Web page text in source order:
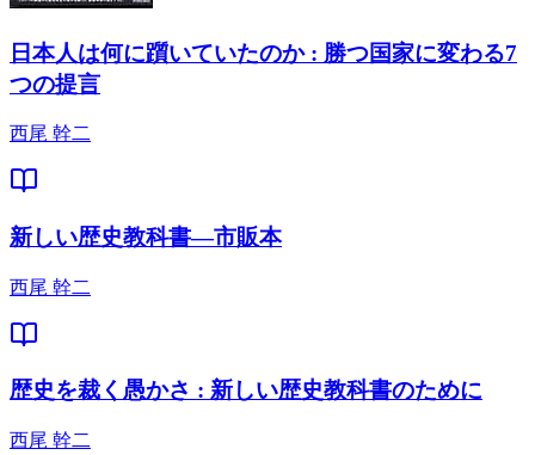
日本人は何に躓いていたのか : 勝つ国家に変わる7
つの提言
西尾 幹二
新しい歴史教科書―市販本
西尾 幹二
歴史を裁く愚かさ : 新しい歴史教科書のために
西尾 幹二